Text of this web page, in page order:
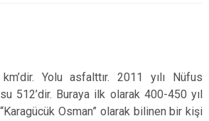
Uğurludağ
Yolu asfalttır. 2011 yılı Nüfus
512’dir. Buraya ilk olarak 400-450 yıl
Osman” olarak bilinen bir kişi